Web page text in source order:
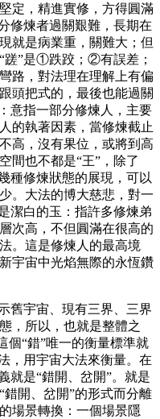
定，精進實修，方得圓滿
修煉者過關艱難，長期在
就是病業重，關難大；但
蹉”是①跌跤；②有誤差；
路，對法理在理解上有偏
頭把式的，最後也能過關
意指一部分修煉人，主要
的執著因素，當修煉截止
高，沒有果位，或將到高
間也不都是“王”，除了
種修煉狀態的展現，可以
。大法的博大慈悲，對一
潔白的玉：指許多修煉弟
次高，不但圓滿在很高的
。這是修煉人的最高境
宇宙中光焰無際的永恆鑽
舊宇宙、現有三界、三界
，所以，也就是整體之
個“錯”唯一的衡量標準就
，用宇宙大法來衡量。在
就是“錯開、岔開”。就是
開、岔開”的形式而分離
場景轉換：一個場景隱